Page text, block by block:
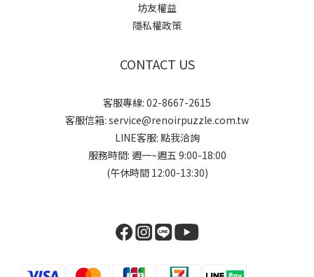
坊友權益
隱私權政策
CONTACT US
客服專線: 02-8667-2615
客服信箱: service@renoirpuzzle.com.tw
LINE客服: 點我洽詢
服務時間: 週一~週五 9:00-18:00
(午休時間 12:00-13:30)